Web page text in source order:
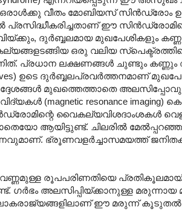
ഒരാൾക്കു വീതം മോബിയസ്
ഈ
ദുർബ്ബലമായ മുഖപേശികളും
ഒരു വലിയ
പ്രധാന ലക്ഷണങ്ങൾ ചുണ്ടും
ഉടെ ദുർബ്ബലപ്രവർത്തനമാണ്
മുഖത്തെത്താതെ
(magnetic resonance imaging)
വൈകല്യവിശദാംശകൾ
ആയിട്ടുണ്ട്. ചിലരിൽ
ഭ്രൂണവളർച്ചാസമയത്ത്
രൂപപരിണതിയെ
ഗർഭം അലസിപ്പിയ്ക്കാനുള്ള മരുന്നായ
ഈ മരുന്ന് കൂടുതൽ